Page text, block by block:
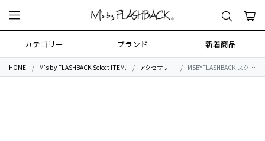
カテゴリー ブランド 新着商品
HOME M's by FLASHBACK Select ITEM. アクセサリー MSBYFLASHBACK スクエアカラーレンズサングラス/Square Coler Smoke SungrasSunglasses BLU×BLK